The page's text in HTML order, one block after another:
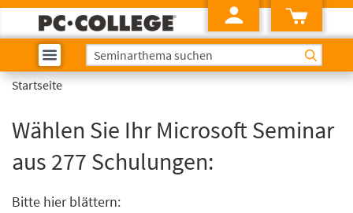
Startseite
Wählen Sie Ihr Microsoft Seminar
aus 277 Schulungen:
Bitte hier blättern: